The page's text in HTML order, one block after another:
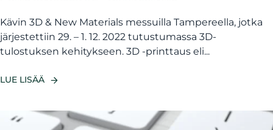
Kävin 3D & New Materials messuilla Tampereella, jotka
järjestettiin 29. – 1. 12. 2022 tutustumassa 3D-
tulostuksen kehitykseen. 3D -printtaus eli...
LUE LISÄÄ